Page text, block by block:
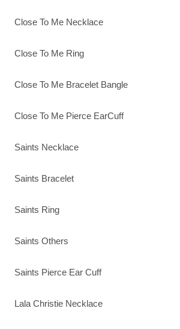
Close To Me Necklace
Close To Me Ring
Close To Me Bracelet Bangle
Close To Me Pierce EarCuff
Saints Necklace
Saints Bracelet
Saints Ring
Saints Others
Saints Pierce Ear Cuff
Lala Christie Necklace